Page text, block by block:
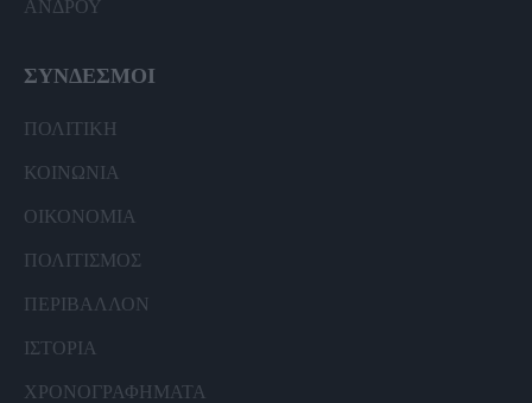
ΑΝΔΡΟΥ
ΣΥΝΔΕΣΜΟΙ
ΠΟΛΙΤΙΚΗ
ΚΟΙΝΩΝΙΑ
ΟΙΚΟΝΟΜΙΑ
ΠΟΛΙΤΙΣΜΟΣ
ΠΕΡΙΒΑΛΛΟΝ
ΙΣΤΟΡΙΑ
ΧΡΟΝΟΓΡΑΦΗΜΑΤΑ